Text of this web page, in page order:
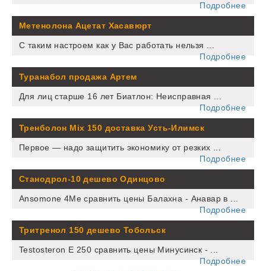
Подробнее
Метенолона Ацетат Хасавюрт
С таким настроем как у Вас работать нельзя ...
Подробнее
Туранабол продажа Артем
Для лиц старше 16 лет Биатлон: Неисправная ...
Подробнее
Тренболон Mix 150 доставка Усть-Илимск
Первое — надо защитить экономику от резких ...
Подробнее
Станодрол-10 дешево Одинцово
Ansomone 4Me сравнить цены Балахна - Анавар в ...
Подробнее
Тритренол 150 дешево Тобольск
Testosteron E 250 сравнить цены Минусинск - ...
Подробнее